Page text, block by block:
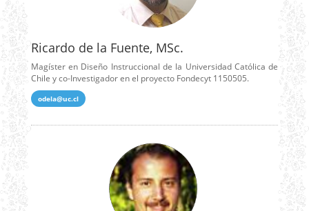
Ricardo de la Fuente, MSc.
Magíster en Diseño Instruccional de la Universidad Católica de
Chile y co-Investigador en el proyecto Fondecyt 1150505.
odela@uc.cl